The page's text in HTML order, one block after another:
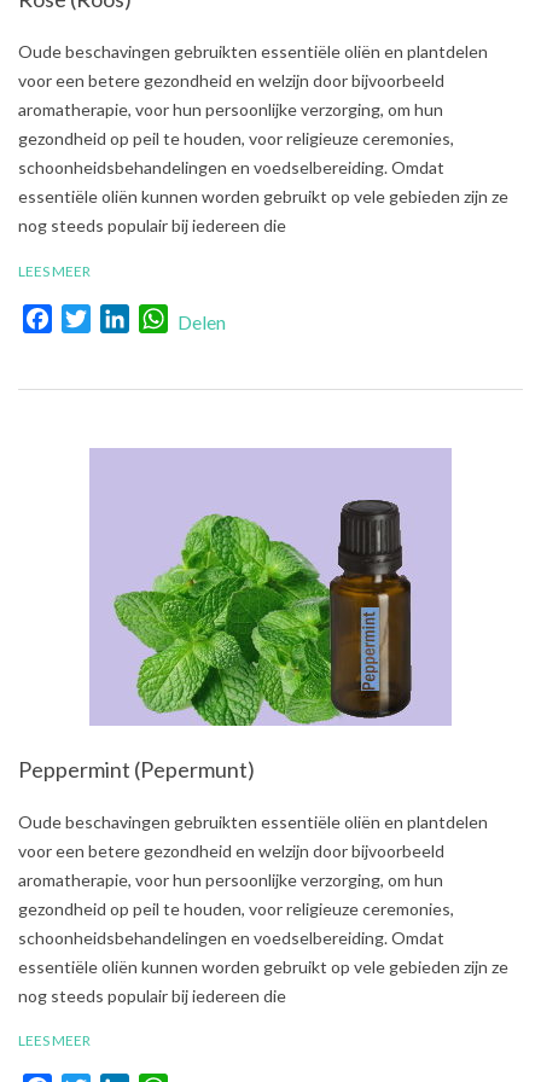
2021-
08-
01
Oude beschavingen gebruikten essentiële oliën en plantdelen
voor een betere gezondheid en welzijn door bijvoorbeeld
aromatherapie, voor hun persoonlijke verzorging, om hun
gezondheid op peil te houden, voor religieuze ceremonies,
schoonheidsbehandelingen en voedselbereiding. Omdat
essentiële oliën kunnen worden gebruikt op vele gebieden zijn ze
nog steeds populair bij iedereen die
LEES MEER
FacebookTwitterLinkedInWhatsApp
Delen
Peppermint (Pepermunt)
2021-
Oude beschavingen gebruikten essentiële oliën en plantdelen
voor een betere gezondheid en welzijn door bijvoorbeeld
aromatherapie, voor hun persoonlijke verzorging, om hun
gezondheid op peil te houden, voor religieuze ceremonies,
schoonheidsbehandelingen en voedselbereiding. Omdat
essentiële oliën kunnen worden gebruikt op vele gebieden zijn ze
nog steeds populair bij iedereen die
LEES MEER